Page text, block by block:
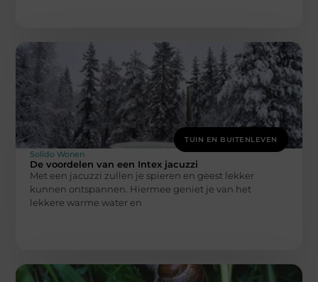
TUIN EN BUITENLEVEN
Solido Wonen
De voordelen van een Intex jacuzzi
Met een jacuzzi zullen je spieren en geest lekker
kunnen ontspannen. Hiermee geniet je van het
lekkere warme water en